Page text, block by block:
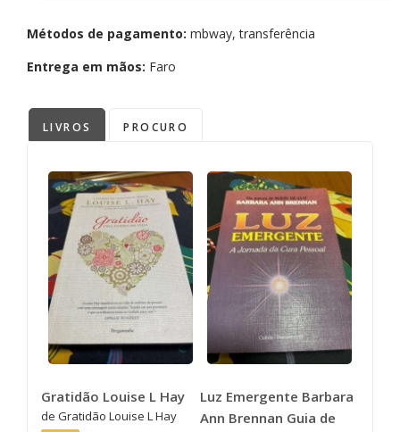
Métodos de pagamento: mbway, transferência
Entrega em mãos: Faro
LIVROS PROCURO
Gratidão Louise L Hay
de Gratidão Louise L Hay
Luz Emergente Barbara
Ann Brennan Guia de